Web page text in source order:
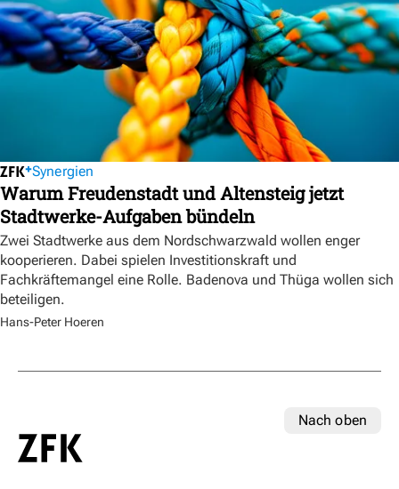
Synergien
Warum Freudenstadt und Altensteig jetzt
Stadtwerke-Aufgaben bündeln
Zwei Stadtwerke aus dem Nordschwarzwald wollen enger
kooperieren. Dabei spielen Investitionskraft und
Fachkräftemangel eine Rolle. Badenova und Thüga wollen sich
beteiligen.
Hans-Peter Hoeren
Nach oben